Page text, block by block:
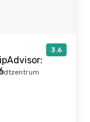
3.6